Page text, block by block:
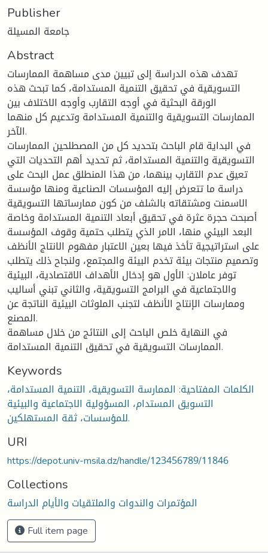
Publisher
جامعة المسيلة
Abstract
تهدف هذه الدراسة إلى تبيين مدى مساهمة الممارسات
التسويقية في تحقيق التنمية المستدامة، كما تبحث هذه
الورقة البحثية في أوجه التقارب وأوجه الاختلاف بين
الممارسات التسويقية والتنمية المستدامة وتدعيم كل منهما
الآخر.
في البداية قام الباحث بتحديد كل من المصطلحين الممارسات
التسويقية والتنمية المستدامة، ثم تحديد أهم التحديات التي
تعيق عدم التقارب بينهما، من هذا المنطلق عمل البحث على
دراسة ما تتعرض إليه المؤسسات الصناعية ومنها مؤسسة
الاسمنت ومشتقاته بالشلف من كون ممارساتها التسويقية
أصبحت حجرة عثرة في تحقيق أبعاد التنمية المستدامة وخاصة
البعد البيئي منها، الامر الذي يتطلب حتمية وقوف المؤسسة
على استراتيجية تأخذ فيها بعين الاعتبار مفهوم الانتاج الأنظف
وتصميم منتجات بيئة تخدم البيئة والمجتمع، ولنجاح ذلك يتطلب
توفر عاملان: الأول هو إدخال الأهداف الاقتصادية، البيئية
والاجتماعية في البرامج التسويقية، والثاني تبني أساليب
وممارسات الإنتاج الأنظف لتجنب الملوثات البيئية الناتجة عن
المصنع.
في النهاية خلص الباحث إلى النتائج من خلال مساهمة
الممارسات التسويقية في تحقيق التنمية المستدامة.
Keywords
الكلمات المفتاحية: الممارسة التسويقية، التنمية المستدامة،
التسويق المستدام، المسؤولية الاجتماعية والبيئية
للمؤسسات، ثقة المستهلكين.
URI
https://depot.univ-msila.dz/handle/123456789/11846
Collections
المؤتمرات والندوات والملتقيات والأيام الدراسة
Full item page